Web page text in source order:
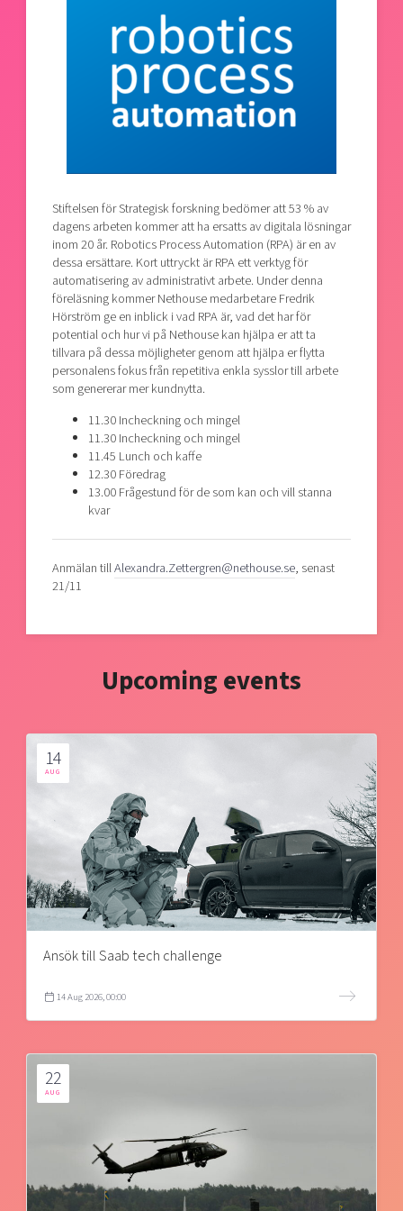
Shaping cities and regions
East Sweden Tech Women
Current offers and activities
Talent & skills
Startup & industry collaboration
Offers to boost your business
Funding opportunities
Our community of companies
Project toolbox
Our clusters
Reach out to us
Locations
Today's lunch in Mjärdevi
Stiftelsen för Strategisk forskning bedömer att 53 % av
dagens arbeten kommer att ha ersatts av digitala lösningar
inom 20 år. Robotics Process Automation (RPA) är en av
dessa ersättare. Kort uttryckt är RPA ett verktyg för
automatisering av administrativt arbete. Under denna
föreläsning kommer Nethouse medarbetare Fredrik
Hörström ge en inblick i vad RPA är, vad det har för
potential och hur vi på Nethouse kan hjälpa er att ta
tillvara på dessa möjligheter genom att hjälpa er flytta
personalens fokus från repetitiva enkla sysslor till arbete
som genererar mer kundnytta.
11.30 Incheckning och mingel
11.30 Incheckning och mingel
11.45 Lunch och kaffe
12.30 Föredrag
13.00 Frågestund för de som kan och vill stanna
kvar
Anmälan tillAlexandra.Zettergren@nethouse.se, senast
21/11
Upcoming events
14
AUG
Ansök till Saab tech challenge
14 Aug 2026, 00:00
22
AUG